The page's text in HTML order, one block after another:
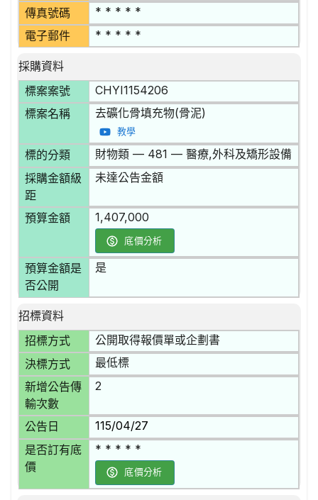
傳真號碼 * * * * *
電子郵件 * * * * *
採購資料
標案案號
CHYI1154206
標案名稱 去礦化骨填充物(骨泥)
教學
標的分類 財物類 — 481 — 醫療,外科及矯形設備
採購金額級
距
未達公告金額
預算金額 1,407,000
底價分析
預算金額是
否公開
是
招標資料
招標方式
公開取得報價單或企劃書
決標方式 最低標
新增公告傳
輸次數
2
公告日 115/04/27
是否訂有底
價
* * * * *
底價分析